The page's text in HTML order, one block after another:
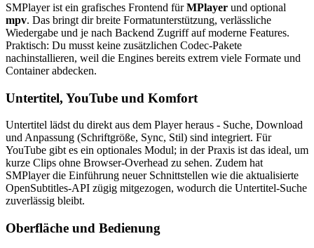
SMPlayer ist ein grafisches Frontend fürMPlayer und optional
mpv. Das bringt dir breite Formatunterstützung, verlässliche
Wiedergabe und je nach Backend Zugriff auf moderne Features.
Praktisch: Du musst keine zusätzlichen Codec-Pakete
nachinstallieren, weil die Engines bereits extrem viele Formate und
Container abdecken.
Untertitel, YouTube und Komfort
Untertitel lädst du direkt aus dem Player heraus - Suche, Download
und Anpassung (Schriftgröße, Sync, Stil) sind integriert. Für
YouTube gibt es ein optionales Modul; in der Praxis ist das ideal, um
kurze Clips ohne Browser-Overhead zu sehen. Zudem hat
SMPlayer die Einführung neuer Schnittstellen wie die aktualisierte
OpenSubtitles-API zügig mitgezogen, wodurch die Untertitel-Suche
zuverlässig bleibt.
Oberfläche und Bedienung